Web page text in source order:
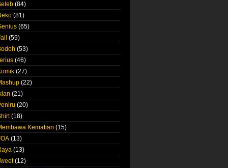
(84)
(81)
(65)
(59)
(53)
(46)
(27)
(22)
(21)
(20)
(18)
Kematian (15)
(13)
(13)
(12)